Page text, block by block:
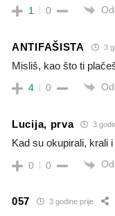
1 0
ANTIFAŠISTA 3
Misliš, kao što ti
4 0
Lucija, prva 3
Kad su okupirali, krali
0 0
057 3 godine prije